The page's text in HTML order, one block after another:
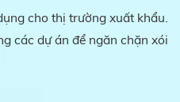
cho thị trường xuất khẩu.
các dự án để ngăn chặn xói